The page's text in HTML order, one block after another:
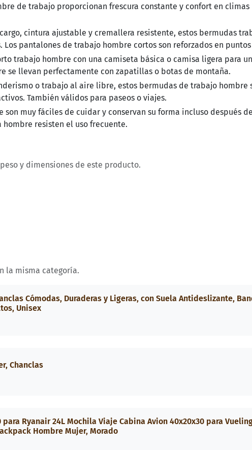
de trabajo proporcionan frescura constante y confort en climas
cintura ajustable y cremallera resistente, estos bermudas
Los pantalones de trabajo hombre cortos son reforzados en
trabajo hombre con una camiseta básica o camisa ligera para
se llevan perfectamente con zapatillas o botas de montaña.
o trabajo al aire libre, estos bermudas de trabajo hombre
También válidos para paseos o viajes.
son muy fáciles de cuidar y conservan su forma incluso después de
hombre resisten el uso frecuente.
y dimensiones de este producto.
la misma categoría.
Cómodas, Duraderas y Ligeras, con Suela Antideslizante,
Unisex
Chanclas
Ryanair 24L Mochila Viaje Cabina Avion 40x20x30 para
Hombre Mujer, Morado